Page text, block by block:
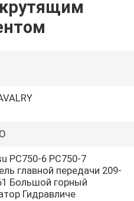
PC750-6 PC750-7
главной передачи 209-
Большой горный
Гидравличе